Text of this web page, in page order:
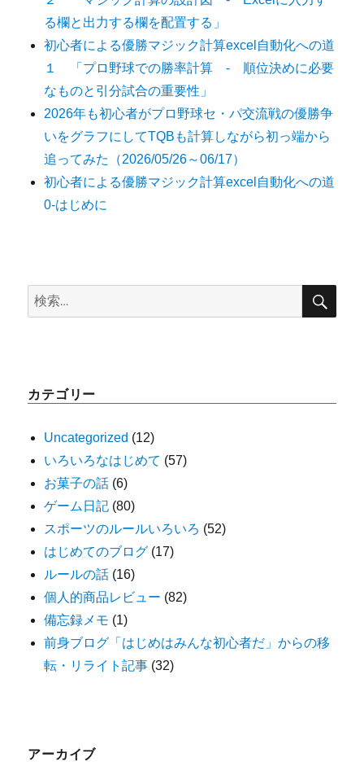
る欄と出力する欄を配置する」
初心者による優勝マジック計算excel自動化への道
１ 「プロ野球での勝率計算 - 順位決めに必要
なものと引分試合の重要性」
2026年も初心者がプロ野球セ・パ交流戦の優勝争
いをグラフにしてTQBも計算しながら初っ端から
追ってみた（2026/05/26～06/17）
初心者による優勝マジック計算excel自動化への道
0-はじめに
検
索:
検
カテゴリー
Uncategorized (12)
いろいろなはじめて (57)
お菓子の話 (6)
ゲーム日記 (80)
スポーツのルールいろいろ (52)
はじめてのブログ (17)
ルールの話 (16)
個人的商品レビュー (82)
備忘録メモ (1)
前身ブログ「はじめはみんな初心者だ」からの移
転・リライト記事 (32)
アーカイブ